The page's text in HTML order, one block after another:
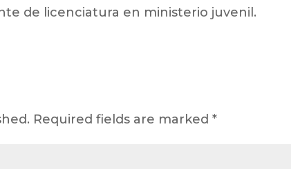
de licenciatura en ministerio juvenil.
Required fields are marked*